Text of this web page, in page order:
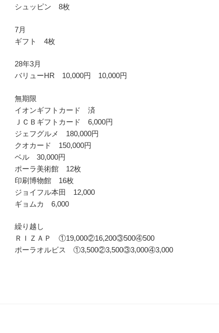
シュッピン 8枚
7月
ギフト 4枚
28年3月
バリューHR 10,000円 10,000円
無期限
イオンギフトカード 済
ＪＣＢギフトカード 6,000円
ジェフグルメ 180,000円
クオカード 150,000円
ベル 30,000円
ポーラ美術館 12枚
印刷博物館 16枚
ジョイフル本田 12,000
ギョムカ 6,000
繰り越し
ＲＩＺＡＰ ①19,000②16,200③500④500
ポーラオルビス ①3,500②3,500③3,000④3,000